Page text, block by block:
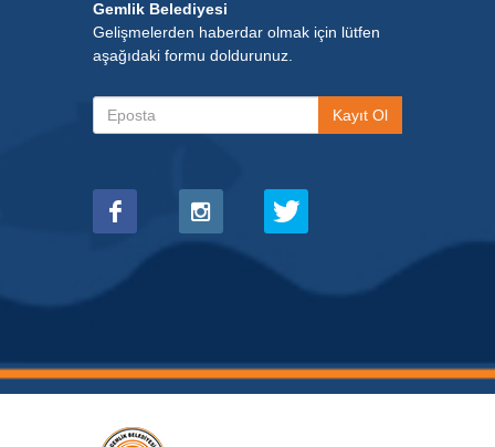
Gemlik Belediyesi
Gelişmelerden haberdar olmak için lütfen
aşağıdaki formu doldurunuz.